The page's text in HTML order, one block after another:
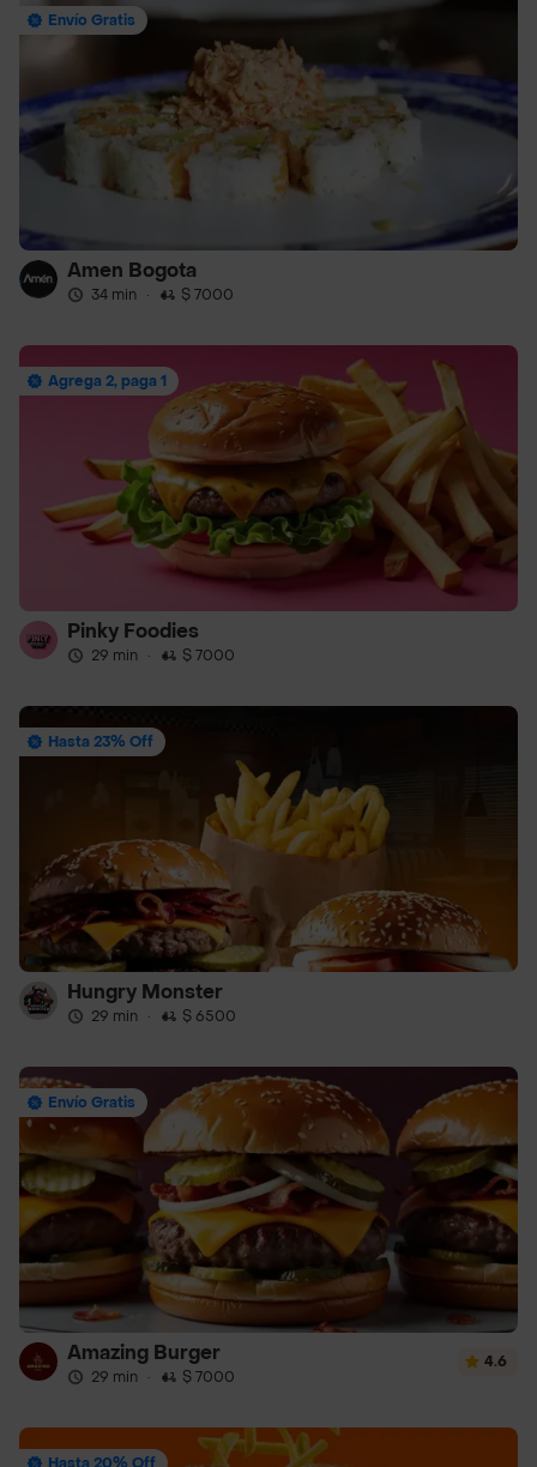
Envío Gratis
Amen Bogota
34 min · $ 7000
Agrega 2, paga 1
Pinky Foodies
29 min · $ 7000
Hasta 23% Off
Hungry Monster
29 min · $ 6500
Envío Gratis
Amazing Burger
29 min · $ 7000
4.6